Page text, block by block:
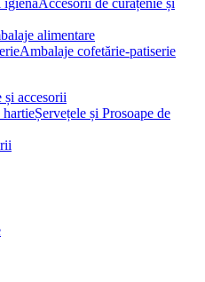
alimentare
Ambalaje cofetărie-patiserie
și accesorii
Șervețele și Prosoape de